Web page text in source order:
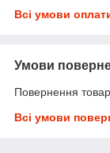
Всі умови
Умови
Повернення
Всі умови